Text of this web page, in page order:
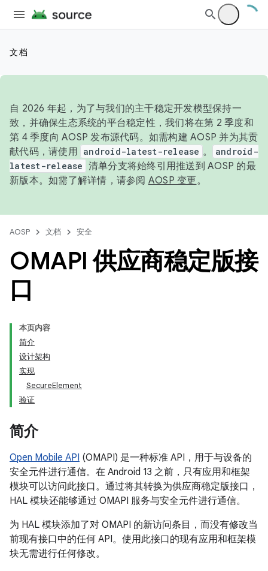
文档
自 2026 年起，为了与我们的主干稳定开发模型保持一
致，并确保生态系统的平台稳定性，我们将在第 2 季度和
第 4 季度向 AOSP 发布源代码。如需构建 AOSP 并为其贡
献代码，请使用 android-latest-release 。
android-
latest-release 清单分支将始终引用推送到 AOSP 的最
新版本。如需了解详情，请参阅 AOSP 变更。
AOSP 文档 安全
OMAPI 供应商稳定版接
口
本页内容
简介
设计架构
实现
SecureElement
验证
简介
Open Mobile API (OMAPI) 是一种标准 API，用于与设备的
安全元件进行通信。在 Android 13 之前，只有应用和框架
模块可以访问此接口。通过将其转换为供应商稳定版接口，
HAL 模块还能够通过 OMAPI 服务与安全元件进行通信。
为 HAL 模块添加了对 OMAPI 的新访问条目，而没有修改当
前现有接口中的任何 API。使用此接口的现有应用和框架模
块无需进行任何修改。